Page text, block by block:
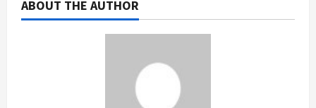
ABOUT THE AUTHOR